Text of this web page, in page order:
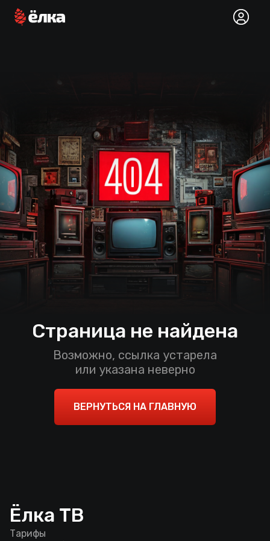
Страница не найдена
Возможно, ссылка устарела
или указана неверно
ВЕРНУТЬСЯ НА ГЛАВНУЮ
Ёлка ТВ
Тарифы